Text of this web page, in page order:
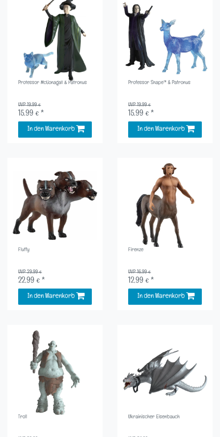
Professor McGonagall & Patronus
UVP 19,99 €
15,99 € *
In den Warenkorb
Professor Snape™ & Patronus
UVP 19,99 €
15,99 € *
In den Warenkorb
Fluffy
UVP 29,99 €
22,99 € *
In den Warenkorb
Firenze
UVP 16,99 €
12,99 € *
In den Warenkorb
Troll Ukrainischer Eisenbauch